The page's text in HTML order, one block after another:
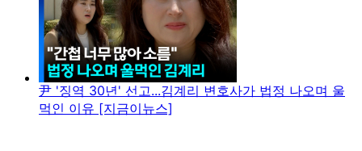
尹 '징역 30년' 선고...김계리 변호사가 법정 나오며 울
먹인 이유 [지금이뉴스]